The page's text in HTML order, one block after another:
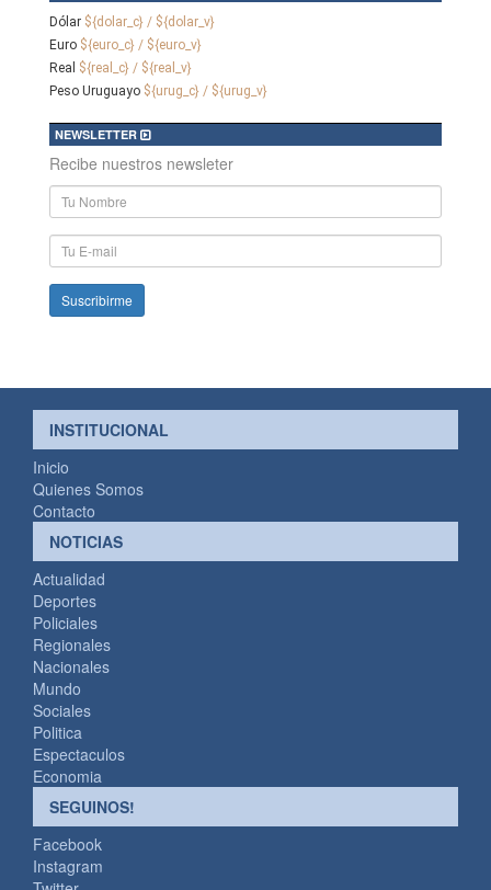
Dólar ${dolar_c} / ${dolar_v}
Euro ${euro_c} / ${euro_v}
Real ${real_c} / ${real_v}
Peso Uruguayo ${urug_c} / ${urug_v}
NEWSLETTER
Recibe nuestros newsleter
Nombre
y
Apellido
E-
mail
INSTITUCIONAL
Inicio
Quienes Somos
Contacto
NOTICIAS
Actualidad
Deportes
Policiales
Regionales
Nacionales
Mundo
Sociales
Politica
Espectaculos
Economia
SEGUINOS!
Facebook
Instagram